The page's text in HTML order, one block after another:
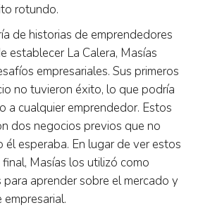
rotundo.
de historias de emprendedores
establecer La Calera, Masías
empresariales. Sus primeros
no tuvieron éxito, lo que podría
a cualquier emprendedor. Estos
dos negocios previos que no
él esperaba. En lugar de ver estos
Masías los utilizó como
aprender sobre el mercado y